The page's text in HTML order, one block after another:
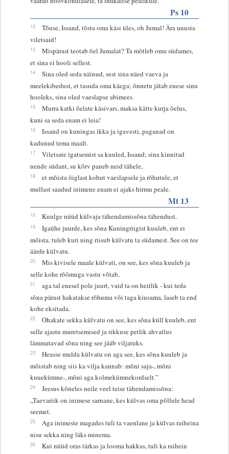
Ps 10
12
Tõuse, Issand, tõsta oma käsi üles, oh Jumal! Ära unusta
viletsaid!
13
Mispärast teotab õel Jumalat? Ta mõtleb oma südames,
et sina ei hooli sellest.
14
Sina oled seda näinud, sest sina näed vaeva ja
meelekibedust, et tasuda oma käega; õnnetu jätab enese sinu
hooleks, sina oled vaeslapse abimees.
15
Murra katki õelate käsivars, maksa kätte kurja õelus,
kuni sa seda enam ei leia!
16
Issand on kuningas ikka ja igavesti, paganad on
kadunud tema maalt.
17
Viletsate igatsemist sa kuuled, Issand; sina kinnitad
nende südant, su kõrv paneb neid tähele,
18
et mõista õiglast kohut vaeslapsele ja rõhutule, et
mullast saadud inimene enam ei ajaks hirmu peale.
Mt 13
18 Kuulge nüüd külvaja tähendamissõna tähendust.
19
Igaühe juurde, kes sõna Kuningriigist kuuleb, ent ei
mõista, tuleb kuri ning riisub külvatu ta südamest. See on tee
äärde külvatu.
20
Mis kivisele maale külvati, on see, kes sõna kuuleb ja
selle kohe rõõmuga vastu võtab,
21
aga tal enesel pole juurt, vaid ta on heitlik - kui teda
sõna pärast hakatakse rõhuma või taga kiusama, laseb ta end
kohe eksitada.
22
Ohakate sekka külvatu on see, kes sõna küll kuuleb, ent
selle ajastu muretsemised ja rikkuse petlik ahvatlus
lämmatavad sõna ning see jääb viljatuks.
23
Heasse mulda külvatu on aga see, kes sõna kuuleb ja
mõistab ning siis ka vilja kannab: mõni saja-, mõni
kuuekümne-, mõni aga kolmekümnekordselt.”
24
Jeesus kõneles neile veel teise tähendamissõna:
„Taevariik on inimese sarnane, kes külvas oma põllule head
seemet.
25
Aga inimeste magades tuli ta vaenlane ja külvas raiheina
nisu sekka ning läks minema.
26
Kui nüüd oras tärkas ja looma hakkas, tuli ka raihein